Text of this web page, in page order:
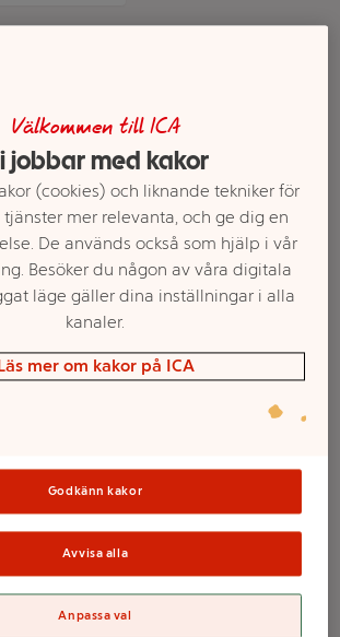
Strumpa 5p 28/30
mywear
Välj butik
Välkommen till ICA
jobbar med kakor
(cookies) och liknande tekniker för
mer relevanta, och ge dig en
De används också som hjälp i vår
Besöker du någon av våra digitala
läge gäller dina inställningar i alla
kanaler.
mer om kakor på ICA
Godkänn kakor
Avvisa alla
Anpassa val